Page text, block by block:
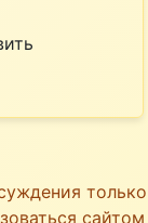
только
сайтом